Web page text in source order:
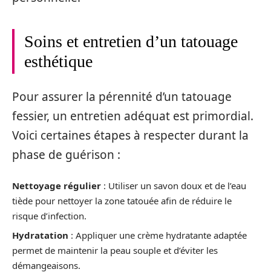
Soins et entretien d’un tatouage
esthétique
Pour assurer la pérennité d’un tatouage
fessier, un entretien adéquat est primordial.
Voici certaines étapes à respecter durant la
phase de guérison :
Nettoyage régulier : Utiliser un savon doux et de l’eau
tiède pour nettoyer la zone tatouée afin de réduire le
risque d’infection.
Hydratation : Appliquer une crème hydratante adaptée
permet de maintenir la peau souple et d’éviter les
démangeaisons.